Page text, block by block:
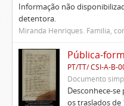
Informação não
detentora.
Miranda Henriques. Família,
PT/TT/ CSI-A-B-
Documento
Desconhece-
os traslados de